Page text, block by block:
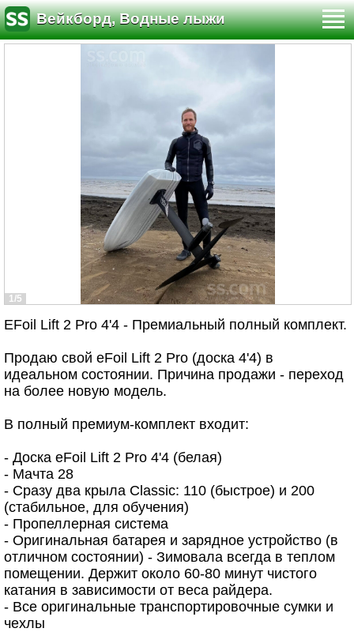
Вейкборд, Водные лыжи
1/5
EFoil Lift 2 Pro 4'4 - Премиальный полный комплект.
Продаю свой eFoil Lift 2 Pro (доска 4'4) в
идеальном состоянии. Причина продажи - переход
на более новую модель.
В полный премиум-комплект входит:
- Доска eFoil Lift 2 Pro 4'4 (белая)
- Мачта 28
- Сразу два крыла Classic: 110 (быстрое) и 200
(стабильное, для обучения)
- Пропеллерная система
- Оригинальная батарея и зарядное устройство (в
отличном состоянии) - Зимовала всегда в теплом
помещении. Держит около 60-80 минут чистого
катания в зависимости от веса райдера.
- Все оригинальные транспортировочные сумки и
чехлы